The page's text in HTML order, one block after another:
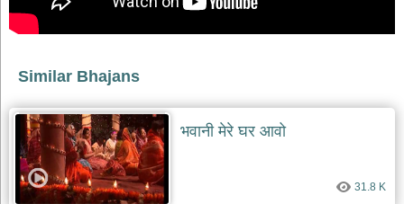
raam
bhajans
भजन
bhajans
विविध
भजन
miscellaneous
bhajans
Similar Bhajans
भवानी मेरे घर आवो
31.8 K